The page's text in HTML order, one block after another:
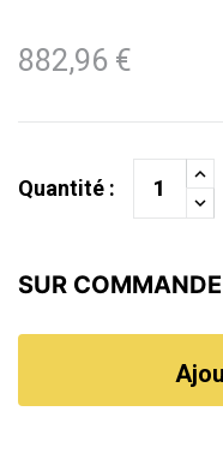
882,96 €
Quantité :
SUR